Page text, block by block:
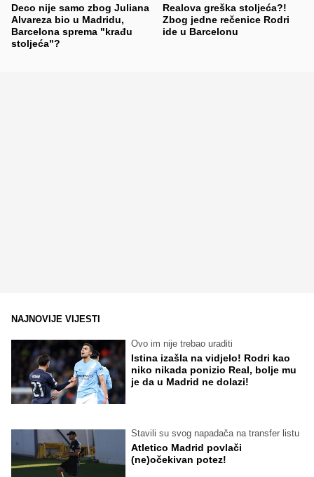
Deco nije samo zbog Juliana
Alvareza bio u Madridu,
Barcelona sprema "krađu
stoljeća"?
Realova greška stoljeća?!
Zbog jedne rečenice Rodri
ide u Barcelonu
NAJNOVIJE VIJESTI
Ovo im nije trebao uraditi
Istina izašla na vidjelo! Rodri kao
niko nikada ponizio Real, bolje mu
je da u Madrid ne dolazi!
Stavili su svog napadača na transfer listu
Atletico Madrid povlači
(ne)očekivan potez!